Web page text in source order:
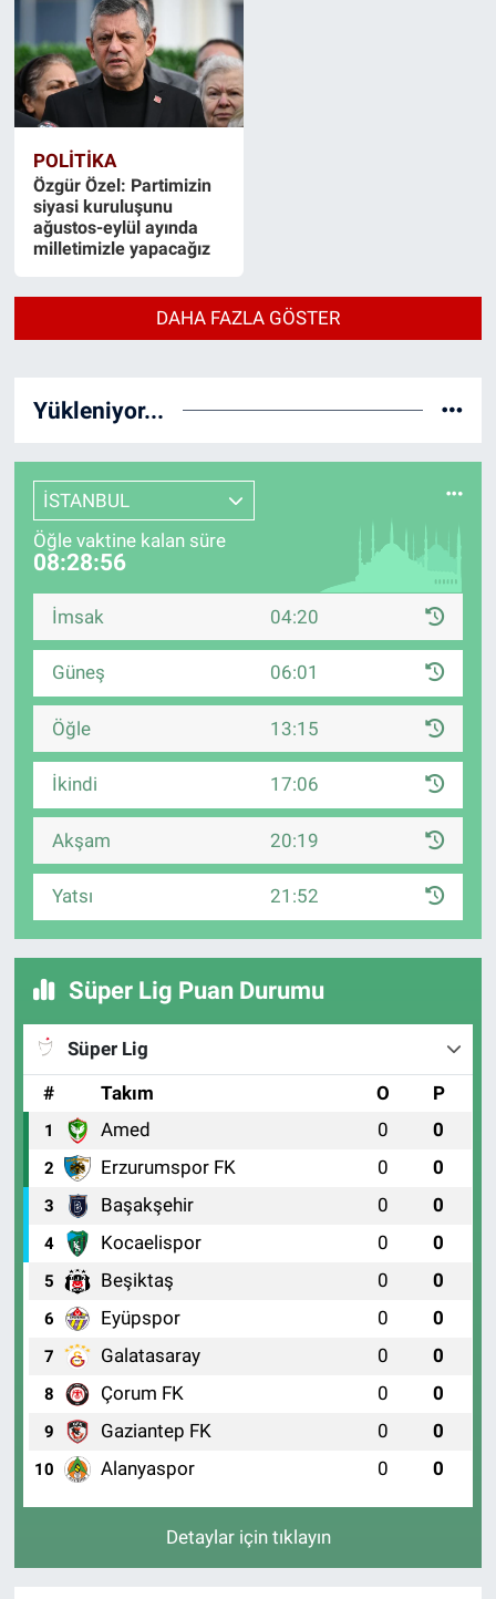
POLİTİKA
Özgür Özel: Partimizin
siyasi kuruluşunu
ağustos-eylül ayında
milletimizle yapacağız
DAHA FAZLA GÖSTER
Yükleniyor...
İSTANBUL
Öğle vaktine kalan süre
08:28:55
İmsak 04:20
Güneş 06:01
Öğle 13:15
İkindi 17:06
Akşam 20:19
Yatsı 21:52
Süper Lig Puan Durumu
Süper Lig
#
Takım O P
1 Amed 0 0
2 Erzurumspor FK 0 0
3 Başakşehir 0 0
4 Kocaelispor 0 0
5 Beşiktaş 0 0
6 Eyüpspor 0 0
7 Galatasaray 0 0
8 Çorum FK 0 0
9 Gaziantep FK 0 0
10 Alanyaspor 0 0
Detaylar için tıklayın